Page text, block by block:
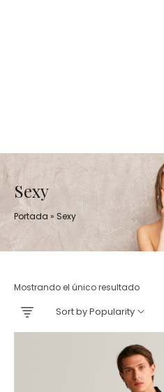
Sexy
Portada » Sexy
Mostrando el único resultado
Sort by Popularity